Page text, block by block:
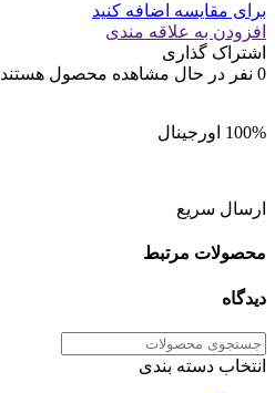
برای مقایسه اضافه کنید
افزودن به علاقه مندی
اشتراک گذاری
0 نفر در حال مشاهده محصول هستند
100% اورجینال
ارسال سریع
محصولات مرتبط
دیدگاه
انتخاب دسته بندی